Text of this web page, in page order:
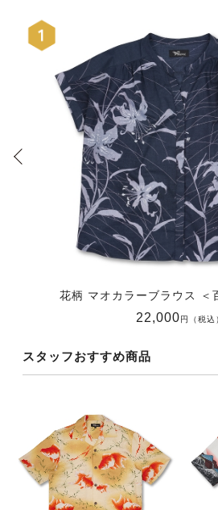
花柄 マオカラーブラウス ＜
22,000円（税込
スタッフおすすめ商品